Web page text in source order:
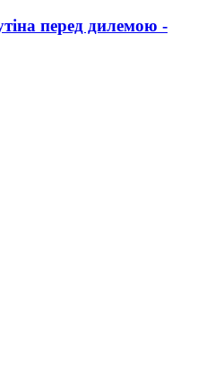
перед дилемою -